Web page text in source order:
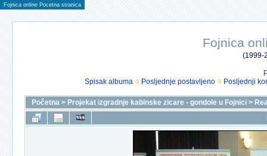
Fojnica online Pocetna stranica
Fojnica
(1999-
Spisak albuma
Posljednje postavljeno Posljednji
Početna > Projekat izgradnje kabinske zicare - gondole u Fojnici >